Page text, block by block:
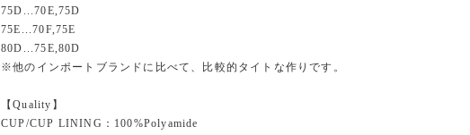
75D...70E,75D
75E...70F,75E
80D...75E,80D
※他のインポートブランドに比べて、比較的タイトな作りです。
【Quality】
CUP/CUP LINING：100%Polyamide